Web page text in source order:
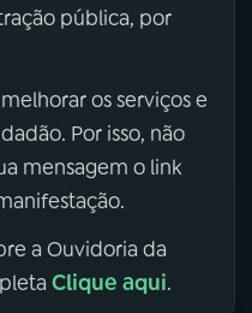
pública, por
os serviços e
Por isso, não
mensagem o link
a Ouvidoria da
Clique aqui.